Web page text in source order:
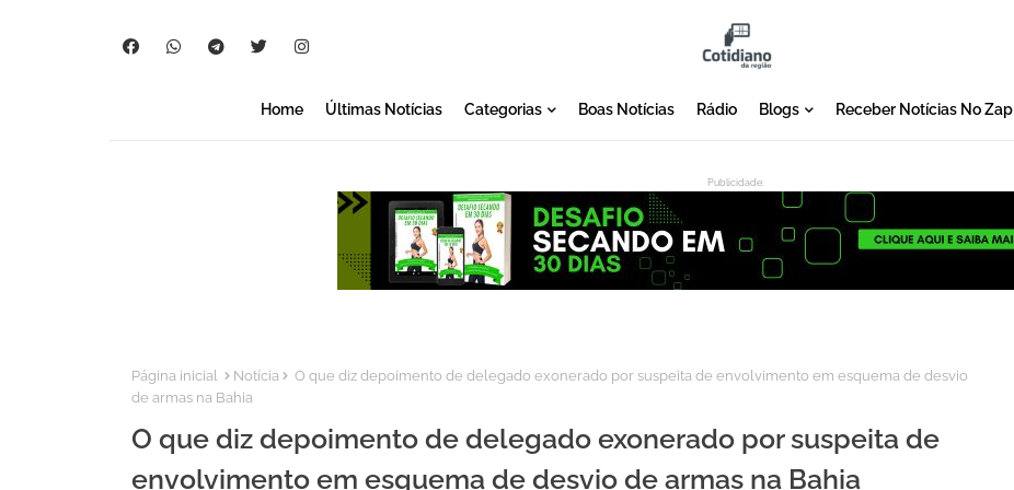
Home Últimas Notícias Categorias Boas Notícias Rádio Blogs Receber Notícias No Zap
Publicidade:
:
Página inicial Notícia
O que diz depoimento de delegado exonerado por suspeita de envolvimento em esquema de desvio
de armas na Bahia
O que diz depoimento de delegado exonerado por suspeita de
envolvimento em esquema de desvio de armas na Bahia